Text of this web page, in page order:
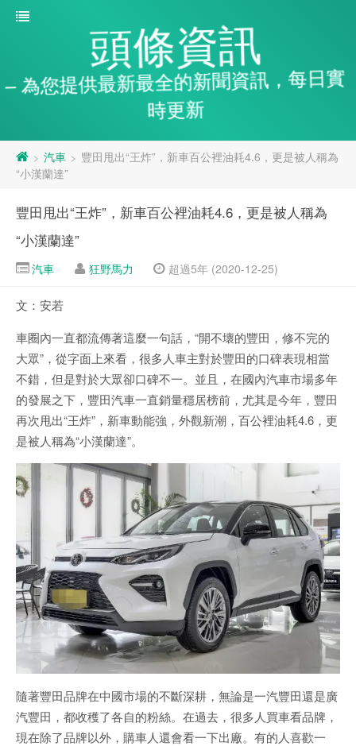
頭條資訊
– 為您提供最新最全的新聞資訊，每日實
時更新
> 汽車 > 豐田甩出“王炸”，新車百公裡油耗4.6，更是被人稱為
“小漢蘭達”
豐田甩出“王炸”，新車百公裡油耗4.6，更是被人稱為
“小漢蘭達”
汽車 狂野馬力 超過5年 (2020-12-25)
文：安若
車圈內一直都流傳著這麼一句話，“開不壞的豐田，修不完的
大眾”，從字面上來看，很多人車主對於豐田的口碑表現相當
不錯，但是對於大眾卻口碑不一。並且，在國內汽車市場多年
的發展之下，豐田汽車一直銷量穩居榜前，尤其是今年，豐田
再次甩出“王炸”，新車動能強，外觀新潮，百公裡油耗4.6，更
是被人稱為“小漢蘭達”。
隨著豐田品牌在中國市場的不斷深耕，無論是一汽豐田還是廣
汽豐田，都收穫了各自的粉絲。在過去，很多人買車看品牌，
現在除了品牌以外，購車人還會看一下出廠。有的人喜歡一